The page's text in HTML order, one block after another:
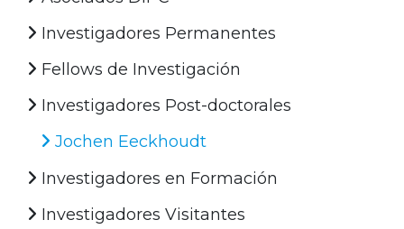
Investigadores Permanentes
Fellows de Investigación
Investigadores Post-doctorales
Jochen Eeckhoudt
Investigadores en Formación
Investigadores Visitantes